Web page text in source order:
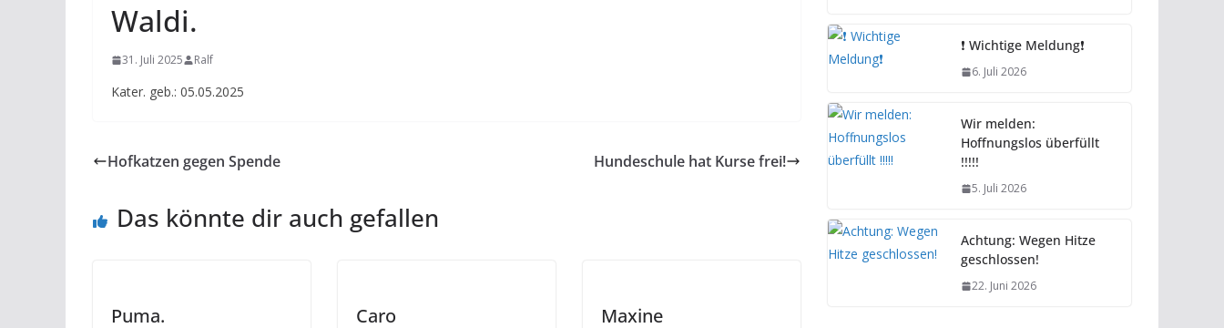
Waldi.
31. Juli 2025 Ralf
Kater. geb.: 05.05.2025
Hofkatzen gegen Spende Hundeschule hat Kurse frei!
Das könnte dir auch gefallen
Puma. Caro Maxine
❗️ Wichtige Meldung❗️
6. Juli 2026
Wir melden:
Hoffnungslos überfüllt
!!!!!
5. Juli 2026
Achtung: Wegen Hitze
geschlossen!
22. Juni 2026